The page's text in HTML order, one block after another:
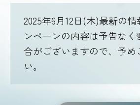
2025年6月12日(木)最新の
ンペーンの内容は予告な
合がございますので、予め
い。